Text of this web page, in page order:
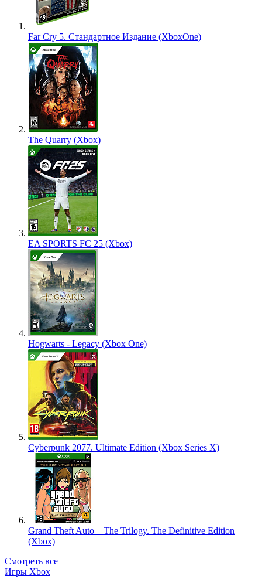
Far Cry 5. Стандартное Издание (XboxOne)
The Quarry (Xbox)
EA SPORTS FC 25 (Xbox)
Hogwarts - Legacy (Xbox One)
Cyberpunk 2077. Ultimate Edition (Xbox Series X)
Grand Theft Auto – The Trilogy. The Definitive Edition
(Xbox)
Смотреть все
Игры Xbox